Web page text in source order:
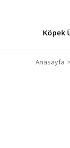
Köpek
Anasayfa